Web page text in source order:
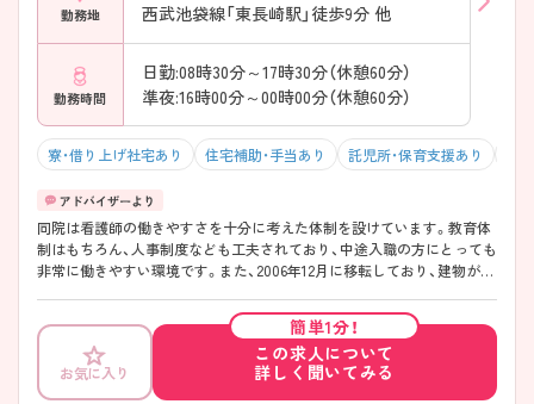
勤務地
西武池袋線「東長崎駅」徒歩9分 他
勤務時間
日勤:08時30分～17時30分（休憩60分）
準夜:16時00分～00時00分（休憩60分）
寮・借り上げ社宅あり 住宅補助・手当あり 託児所・保育支援あり
同院は看護師の働きやすさを十分に考えた体制を設けています。教育体
制はもちろん、人事制度なども工夫されており、中途入職の方にとっても
非常に働きやすい環境です。また、2006年12月に移転しており、建物がき
に詳細をお話しいたしますので、お気軽にご相談ください。
お気に入り
簡単1分！
この求人について
詳しく聞いてみる